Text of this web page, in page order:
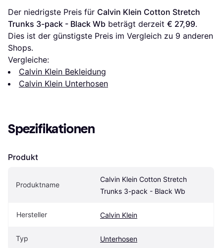
Der niedrigste Preis für Calvin Klein Cotton Stretch
Trunks 3-pack - Black Wb beträgt derzeit € 27,99.
Dies ist der günstigste Preis im Vergleich zu 9 anderen
Shops.
Vergleiche:
Calvin Klein Bekleidung
Calvin Klein Unterhosen
Spezifikationen
Produkt
Produktname
Calvin Klein Cotton Stretch
Trunks 3-pack - Black Wb
Hersteller Calvin Klein
Typ Unterhosen